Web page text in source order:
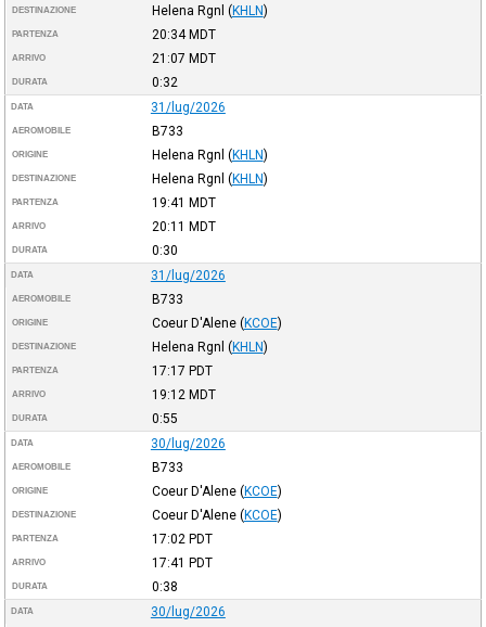
DESTINAZIONE Helena Rgnl (KHLN)
PARTENZA 20:34 MDT
ARRIVO 21:07 MDT
DURATA 0:32
DATA 31/lug/2026
AEROMOBILE B733
ORIGINE Helena Rgnl (KHLN)
DESTINAZIONE Helena Rgnl (KHLN)
PARTENZA 19:41 MDT
ARRIVO 20:11 MDT
DURATA 0:30
DATA 31/lug/2026
AEROMOBILE B733
ORIGINE Coeur D'Alene (KCOE)
DESTINAZIONE Helena Rgnl (KHLN)
PARTENZA 17:17 PDT
ARRIVO 19:12 MDT
DURATA 0:55
DATA 30/lug/2026
AEROMOBILE B733
ORIGINE Coeur D'Alene (KCOE)
DESTINAZIONE Coeur D'Alene (KCOE)
PARTENZA 17:02 PDT
ARRIVO 17:41 PDT
DURATA 0:38
DATA 30/lug/2026